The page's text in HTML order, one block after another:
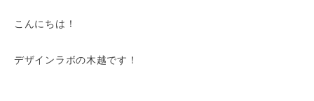
こんにちは！
デザインラボの木越です！